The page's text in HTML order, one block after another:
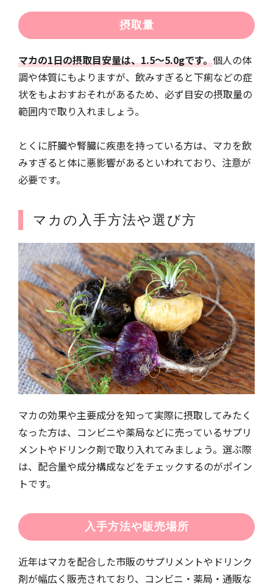
摂取量
マカの1日の摂取目安量は、1.5〜5.0gです。個人の体
調や体質にもよりますが、飲みすぎると下痢などの症
状をもよおすおそれがあるため、必ず目安の摂取量の
範囲内で取り入れましょう。
とくに肝臓や腎臓に疾患を持っている方は、マカを飲
みすぎると体に悪影響があるといわれており、注意が
必要です。
マカの入手方法や選び方
マカの効果や主要成分を知って実際に摂取してみたく
なった方は、コンビニや薬局などに売っているサプリ
メントやドリンク剤で取り入れてみましょう。選ぶ際
は、配合量や成分構成などをチェックするのがポイン
トです。
入手方法や販売場所
近年はマカを配合した市販のサプリメントやドリンク
剤が幅広く販売されており、コンビニ・薬局・通販な